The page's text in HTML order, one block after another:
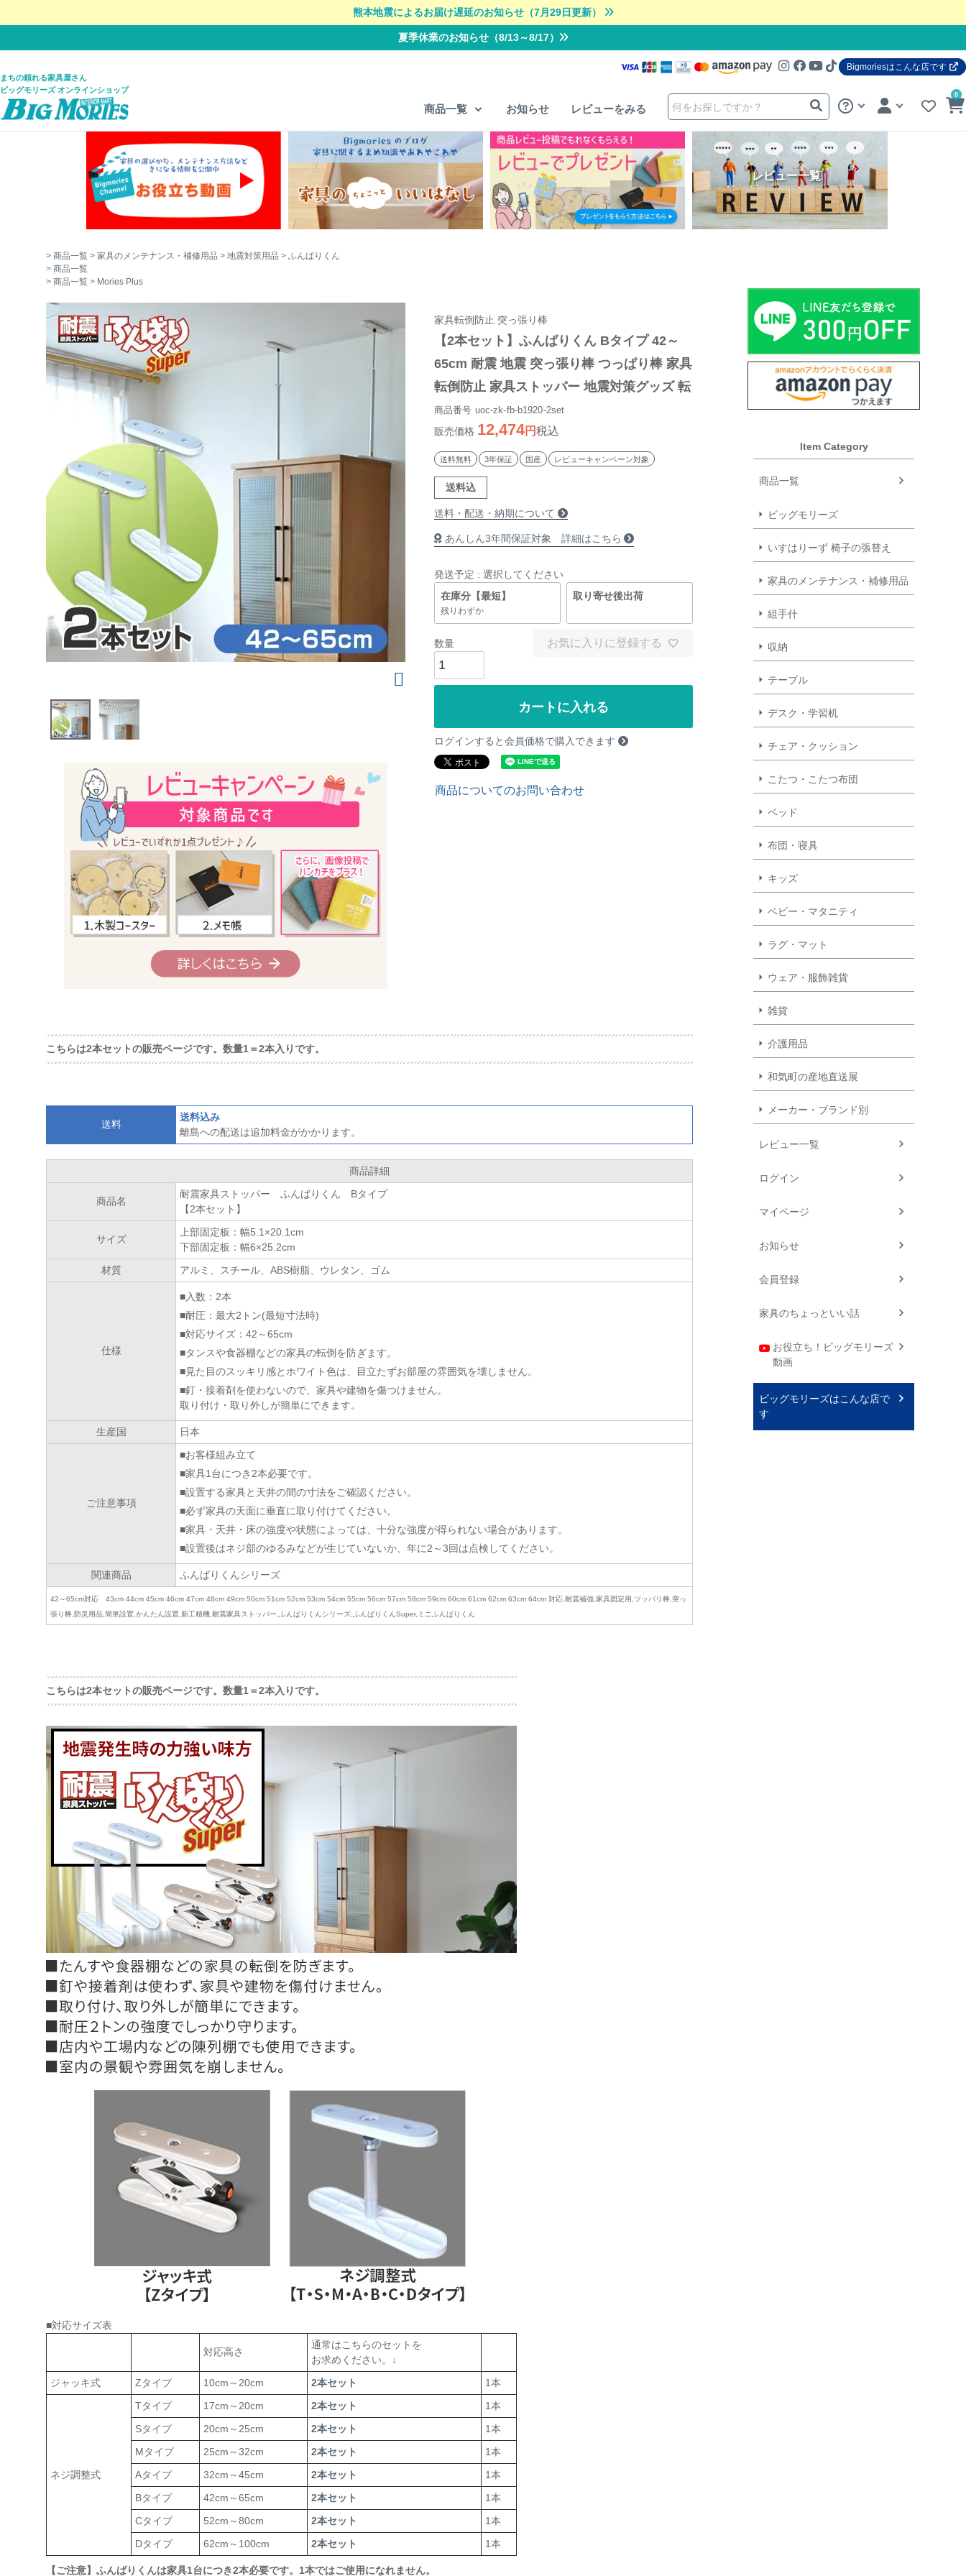
熊本地震によるお届け遅延のお知らせ（7月29日更新）
夏季休業のお知らせ（8/13～8/17）
Bigmoriesはこんな店です
まちの頼れる家具屋さん
ビッグモリーズ オンラインショップ
商品一覧 お知らせ レビューをみる
0
レビュー一覧
商品一覧 家具のメンテナンス・補修用品 地震対策用品
ふんばりくん
商品一覧
商品一覧
Mories Plus
家具転倒防止 突っ張り棒
【2本セット】ふんばりくん Bタイプ 42～
65cm 耐震 地震 突っ張り棒 つっぱり棒 家具
転倒防止 家具ストッパー 地震対策グッズ 転
倒防止金具 簡単 防災グッズ ポール 伸縮式
国産 日本製
商品番号 uoc-zk-fb-b1920-2set
販売価格 12,474 税込
送料無料 3年保証 国産 レビューキャンペーン対象
送料込
送料・配送・納期について
あんしん3年間保証対象 詳細はこちら
発送予定
選択してください
在庫分【最短】
残りわずか
取り寄せ後出荷
お気に入りに登録する
カートに入れる
ログインすると会員価格で購入できます
商品についてのお問い合わせ
こちらは2本セットの販売ページです。数量1＝2本入りです。
送料
送料込み
離島への配送は追加料金がかかります。
商品詳細
商品名
耐震家具ストッパー ふんばりくん Bタイプ
【2本セット】
サイズ
上部固定板：幅5.1×20.1cm
下部固定板：幅6×25.2cm
材質
アルミ、スチール、ABS樹脂、ウレタン、ゴム
仕様
■入数：2本
■耐圧：最大2トン(最短寸法時)
■対応サイズ：42～65cm
■タンスや食器棚などの家具の転倒を防ぎます。
■見た目のスッキリ感とホワイト色は、目立たずお部屋の雰囲気を壊しません。
■釘・接着剤を使わないので、家具や建物を傷つけません。
取り付け・取り外しが簡単にできます。
生産国 日本
ご注意事項
■お客様組み立て
■家具1台につき2本必要です。
■設置する家具と天井の間の寸法をご確認ください。
■必ず家具の天面に垂直に取り付けてください。
■家具・天井・床の強度や状態によっては、十分な強度が得られない場合があります。
■設置後はネジ部のゆるみなどが生じていないか、年に2～3回は点検してください。
関連商品 ふんばりくんシリーズ
42～65cm対応 43cm 44cm 45cm 46cm 47cm 48cm 49cm 50cm 51cm 52cm 53cm 54cm 55cm 56cm 57cm 58cm 59cm 60cm 61cm 62cm 63cm 64cm 対応,耐震補強,家具固定用,ツッパリ棒,突っ
張り棒,防災用品,簡単設置,かんたん設置,新工精機,耐震家具ストッパー,ふんばりくんシリーズ,ふんばりくんSuper,ミニふんばりくん
こちらは2本セットの販売ページです。数量1＝2本入りです。
■対応サイズ表
対応高さ
通常はこちらのセットを
お求めください。↓
ジャッキ式
Zタイプ 10cm～20cm 2本セット 1本
ネジ調整式
Tタイプ 17cm～20cm 2本セット
1本
Sタイプ
20cm～25cm 2本セット
1本
Mタイプ
25cm～32cm 2本セット
1本
Aタイプ
32cm～45cm 2本セット
1本
Bタイプ
42cm～65cm 2本セット
1本
Cタイプ
52cm～80cm 2本セット
1本
Dタイプ
62cm～100cm 2本セット 1本
【ご注意】ふんばりくんは家具1台につき2本必要です。1本ではご使用になれません。
Item Category
商品一覧
ビッグモリーズ
いすはりーず 椅子の張替え
家具のメンテナンス・補修用品
組手什
収納
テーブル
デスク・学習机
チェア・クッション
こたつ・こたつ布団
ベッド
布団・寝具
キッズ
ベビー・マタニティ
ラグ・マット
ウェア・服飾雑貨
雑貨
介護用品
和気町の産地直送展
メーカー・ブランド別
レビュー一覧
ログイン
マイページ
お知らせ
会員登録
家具のちょっといい話
お役立ち！ビッグモリーズ
動画
ビッグモリーズはこんな店で
す